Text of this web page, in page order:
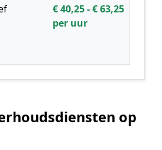
€ 40,25 - € 63,25
per uur
op